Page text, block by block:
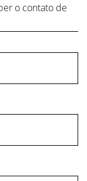
o contato de